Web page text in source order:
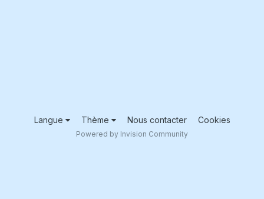
Langue Thème Nous contacter Cookies
Powered by Invision Community